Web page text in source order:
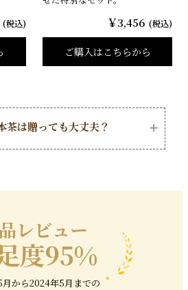
(税込) ￥3,456 (税込)
ご購入はこちらから
茶は贈っても大丈夫？
り物に人気の日本茶。しかしお茶
て考え方は異なりますし、結婚祝い
でたし」といわれるほど、健康にも
ります。お祝い事の場合はお葬式など
季節の掛け紙や華やかでおしゃれな
ょう。
持ちもするので特別な日の記念や手
レビュー
度95%
から2024年5月までの